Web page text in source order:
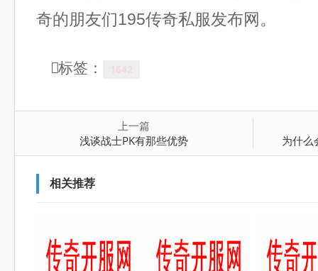
奇的朋友们195传奇私服发布网。
标签：
上一篇
浅谈战士PK有那些优势 为什么
相关推荐